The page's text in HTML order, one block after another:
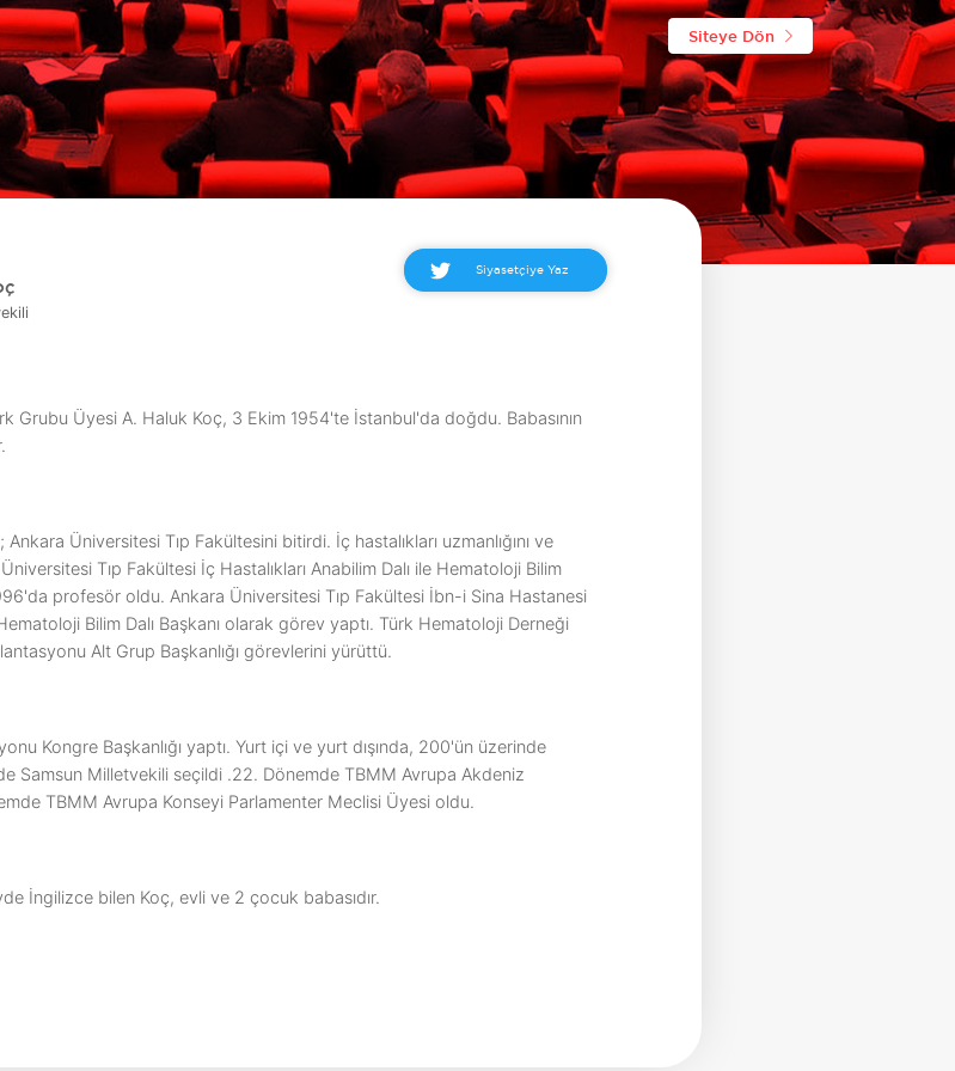
Siteye Dön
Siyasetçiye Yaz
Grubu Üyesi A. Haluk Koç, 3 Ekim 1954'te İstanbul'da doğdu. Babasının
Üniversitesi Tıp Fakültesini bitirdi. İç hastalıkları uzmanlığını ve
Tıp Fakültesi İç Hastalıkları Anabilim Dalı ile Hematoloji Bilim
profesör oldu. Ankara Üniversitesi Tıp Fakültesi İbn-i Sina Hastanesi
Bilim Dalı Başkanı olarak görev yaptı. Türk Hematoloji Derneği
Alt Grup Başkanlığı görevlerini yürüttü.
Kongre Başkanlığı yaptı. Yurt içi ve yurt dışında, 200'ün üzerinde
Samsun Milletvekili seçildi .22. Dönemde TBMM Avrupa Akdeniz
TBMM Avrupa Konseyi Parlamenter Meclisi Üyesi oldu.
İngilizce bilen Koç, evli ve 2 çocuk babasıdır.